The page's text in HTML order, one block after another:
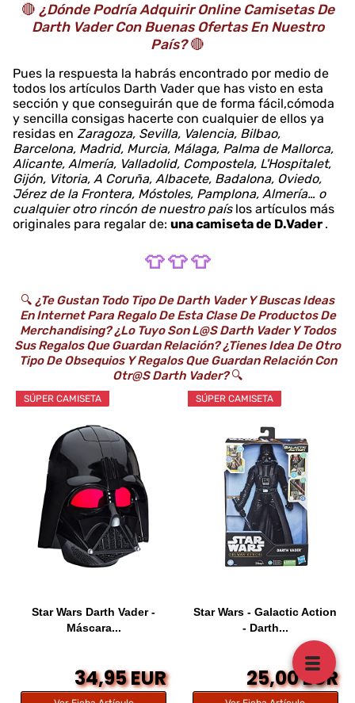
🔴 ¿Dónde Podría Adquirir Online Camisetas De
Darth Vader Con Buenas Ofertas En Nuestro
País?🔴
Pues la respuesta la habrás encontrado por medio de
todos los artículos Darth Vader que has visto en esta
sección y que conseguirán que de forma fácil,cómoda
y sencilla consigas hacerte con cualquier de ellos ya
residas en Zaragoza, Sevilla, Valencia, Bilbao,
Barcelona, Madrid, Murcia, Málaga, Palma de Mallorca,
Alicante, Almería, Valladolid, Compostela, L'Hospitalet,
Gijón, Vitoria, A Coruña, Albacete, Badalona, Oviedo,
Jérez de la Frontera, Móstoles, Pamplona, Almería… o
cualquier otro rincón de nuestro paíslos artículos más
originales para regalar de: una camiseta de D.Vader .
👕 👕 👕
🔍 ¿Te Gustan Todo Tipo De Darth Vader Y Buscas Ideas
En Internet Para Regalo De Esta Clase De Productos De
Merchandising? ¿Lo Tuyo Son L@s Darth Vader Y Todos
Sus Regalos Que Guardan Relación? ¿Tienes Idea De Otro
Tipo De Obsequios Y Regalos Que Guardan Relación Con
Otr@s Darth Vader?🔍
SÚPER CAMISETA
Star Wars Darth Vader -
Máscara...
34,95 EUR
SÚPER CAMISETA
Star Wars - Galactic Action
- Darth...
25,00 EUR